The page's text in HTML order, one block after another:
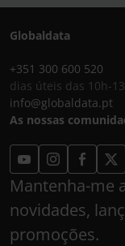
Globaldata
+351 300 600 520
dias úteis das 10h-
info@globaldata.pt
As nossas
Mantenha-me
novidades,
promoções.